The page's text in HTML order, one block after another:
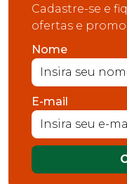
Cadastre-se e
ofertas e
Nome
E-mail